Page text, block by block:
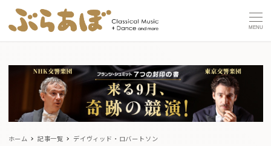
MENU
ホーム 記事一覧 デイヴィッド・ロバートソン